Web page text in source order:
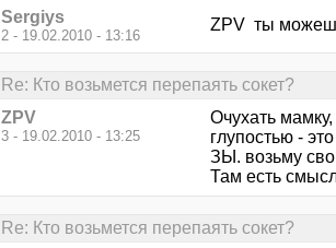
Sergiys
2 - 19.02.2010 - 13:16
ZPV ты
Re: Кто возьмется перепаять сокет?
ZPV
3 - 19.02.2010 - 13:25
Очухать
глупостью -
ЗЫ. возьму
Там есть
Re: Кто возьмется перепаять сокет?